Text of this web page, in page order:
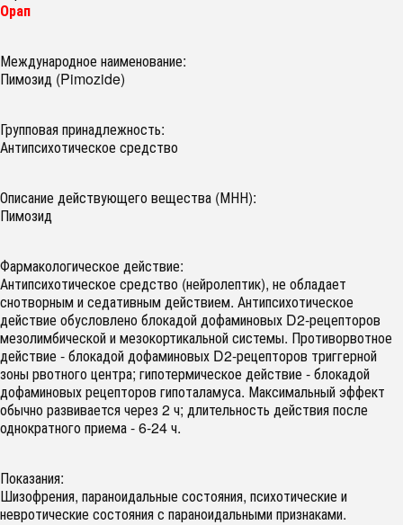
Орап
Международное наименование:
Пимозид (Pimozide)
Групповая принадлежность:
Антипсихотическое средство
Описание действующего вещества (МНН):
Пимозид
Фармакологическое действие:
Антипсихотическое средство (нейролептик), не обладает
снотворным и седативным действием. Антипсихотическое
действие обусловлено блокадой дофаминовых D2-рецепторов
мезолимбической и мезокортикальной системы. Противорвотное
действие - блокадой дофаминовых D2-рецепторов триггерной
зоны рвотного центра; гипотермическое действие - блокадой
дофаминовых рецепторов гипоталамуса. Максимальный эффект
обычно развивается через 2 ч; длительность действия после
однократного приема - 6-24 ч.
Показания:
Шизофрения, параноидальные состояния, психотические и
невротические состояния с параноидальными признаками.